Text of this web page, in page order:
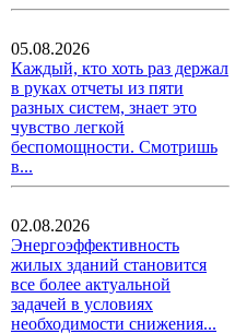
05.08.2026
Каждый, кто хоть раз держал
в руках отчеты из пяти
разных систем, знает это
чувство легкой
беспомощности. Смотришь
в...
02.08.2026
Энергоэффективность
жилых зданий становится
все более актуальной
задачей в условиях
необходимости снижения...